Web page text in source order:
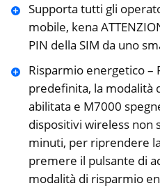
Supporta tutti gli
mobile, kena
PIN della SIM da uno
Risparmio energetico –
predefinita, la modalità
abilitata e M7000
dispositivi wireless non
minuti, per riprendere
premere il pulsante di
modalità di risparmio